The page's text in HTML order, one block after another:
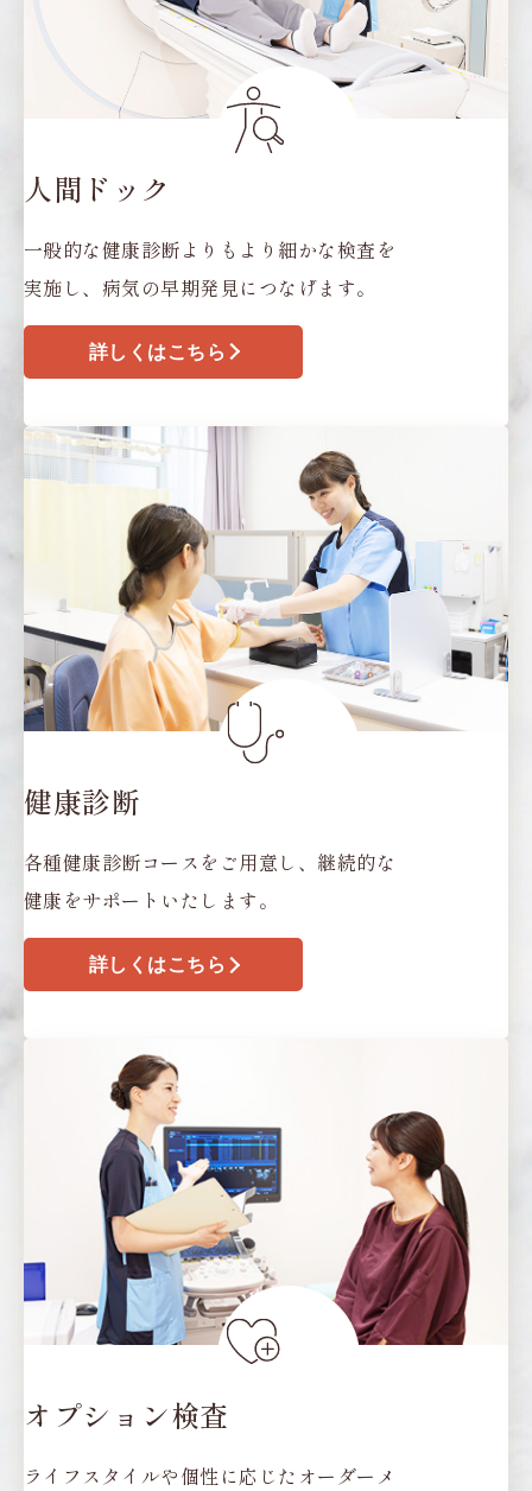
人間ドック
一般的な健康診断よりもより細かな検査を
実施し、病気の早期発見につなげます。
詳しくはこちら
健康診断
各種健康診断コースをご用意し、継続的な
健康をサポートいたします。
詳しくはこちら
オプション検査
ライフスタイルや個性に応じたオーダーメ